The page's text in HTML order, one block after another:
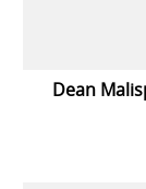
Dean